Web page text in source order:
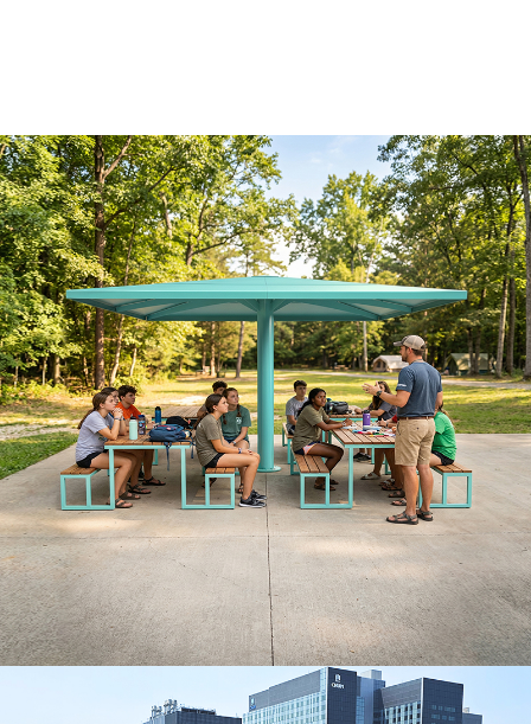
Agencement de tables avec un parasol métallique
Voir le parasol QUERCUS